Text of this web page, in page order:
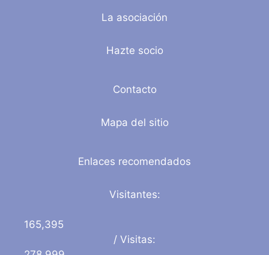
La asociación
Hazte socio
Contacto
Mapa del sitio
Enlaces recomendados
Visitantes:
165,395
/ Visitas: